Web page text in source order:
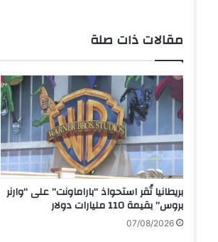
ف
ي
أ
ب
ا
ح
ا
ب
ن
و
ك
مقالات ذات صلة
بريطانيا تُقر استحواذ “باراماونت” على “وارنر
بروس” بقيمة 110 مليارات دولار
07/08/2026